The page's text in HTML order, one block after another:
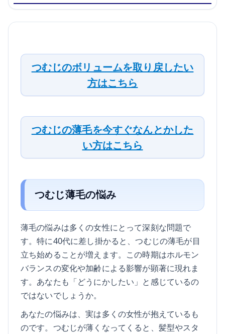
つむじのボリュームを取り戻したい
方はこちら
つむじの薄毛を今すぐなんとかした
い方はこちら
つむじ薄毛の悩み
薄毛の悩みは多くの女性にとって深刻な問題で
す。特に40代に差し掛かると、つむじの薄毛が目
立ち始めることが増えます。この時期はホルモン
バランスの変化や加齢による影響が顕著に現れま
す。あなたも「どうにかしたい」と感じているの
ではないでしょうか。
あなたの悩みは、実は多くの女性が抱えているも
のです。つむじが薄くなってくると、髪型やスタ